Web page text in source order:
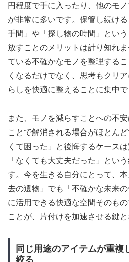
円程度で手に入ったり、他のモ
が非常に多いです。保管し続け
手間」や「探し物の時間」とい
放すことのメリットは計り知れ
ている不確かなモノを整理する
くなるだけでなく、思考もクリ
らしを快適に整えることに集中で
また、モノを減らすことへの不
ことで解消される場合がほとん
くて困った」と後悔するケース
「なくても大丈夫だった」とい
す。今を生きる自分にとって、
去の遺物」でも「不確かな未来
に活用できる快適な空間そのも
ことが、片付けを加速させる鍵と
同じ用途のアイテムが重複